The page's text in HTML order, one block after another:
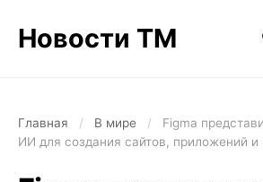
Новости ТМ
Главная / В мире /
Figma
ИИ для создания сайтов, приложений и